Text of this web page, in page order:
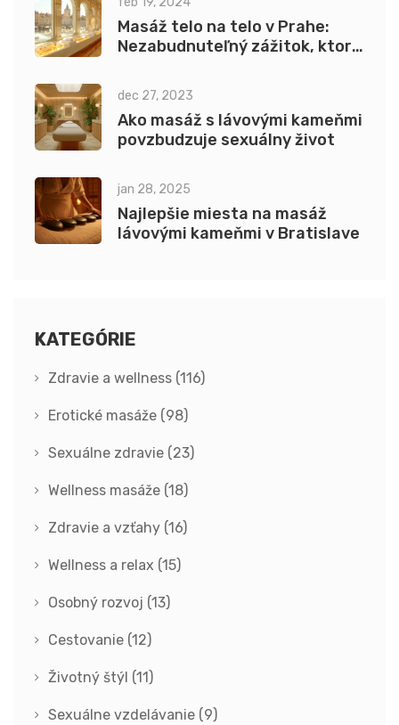
Masáž telo na telo v Prahe:
Nezabudnuteľný zážitok, ktorý
dec 27, 2023
Ako masáž s lávovými kameňmi
povzbudzuje sexuálny život
jan 28, 2025
Najlepšie miesta na masáž
lávovými kameňmi v Bratislave
KATEGÓRIE
Zdravie a wellness (116)
Erotické masáže (98)
Sexuálne zdravie (23)
Wellness masáže (18)
Zdravie a vzťahy (16)
Wellness a relax (15)
Osobný rozvoj (13)
Cestovanie (12)
Životný štýl (11)
Sexuálne vzdelávanie (9)